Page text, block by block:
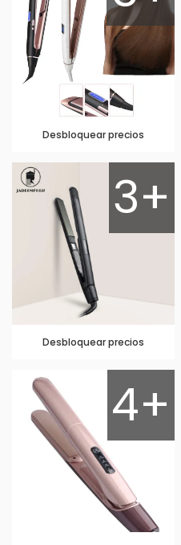
Desbloquear precios
3+
Desbloquear precios
4+